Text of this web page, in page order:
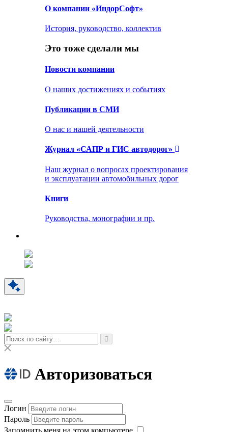
О компании «ИндорСофт»
История, руководство, коллектив
Это тоже сделали мы
Новости компании
О наших достижениях и событиях
Публикации в СМИ
О нас и нашей деятельности
Журнал «САПР и ГИС автодорог»
Наш журнал о вопросах проектирования
и эксплуатации автомобильных дорог
Книги
Руководства, монографии и пр.
Авторизоваться
Логин
Пароль